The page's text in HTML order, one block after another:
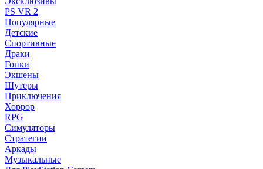
PS VR 2
Популярные
Детские
Спортивные
Драки
Гонки
Экшены
Шутеры
Приключения
Хоррор
RPG
Симуляторы
Стратегии
Аркады
Музыкальные